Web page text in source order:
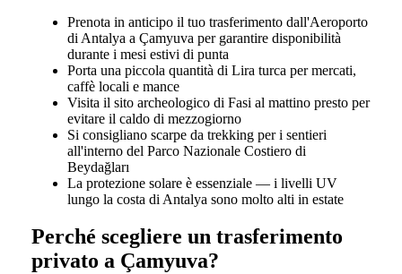
Prenota in anticipo il tuo trasferimento dall'Aeroporto
di Antalya a Çamyuva per garantire disponibilità
durante i mesi estivi di punta
Porta una piccola quantità di Lira turca per mercati,
caffè locali e mance
Visita il sito archeologico di Fasi al mattino presto per
evitare il caldo di mezzogiorno
Si consigliano scarpe da trekking per i sentieri
all'interno del Parco Nazionale Costiero di
Beydağları
La protezione solare è essenziale — i livelli UV
lungo la costa di Antalya sono molto alti in estate
Perché scegliere un trasferimento
privato a Çamyuva?